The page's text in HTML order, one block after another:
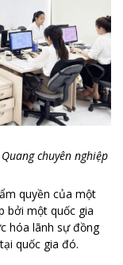
chuyên nghiệp
quyền của một
bởi một quốc gia
hóa lãnh sự đồng
quốc gia đó.